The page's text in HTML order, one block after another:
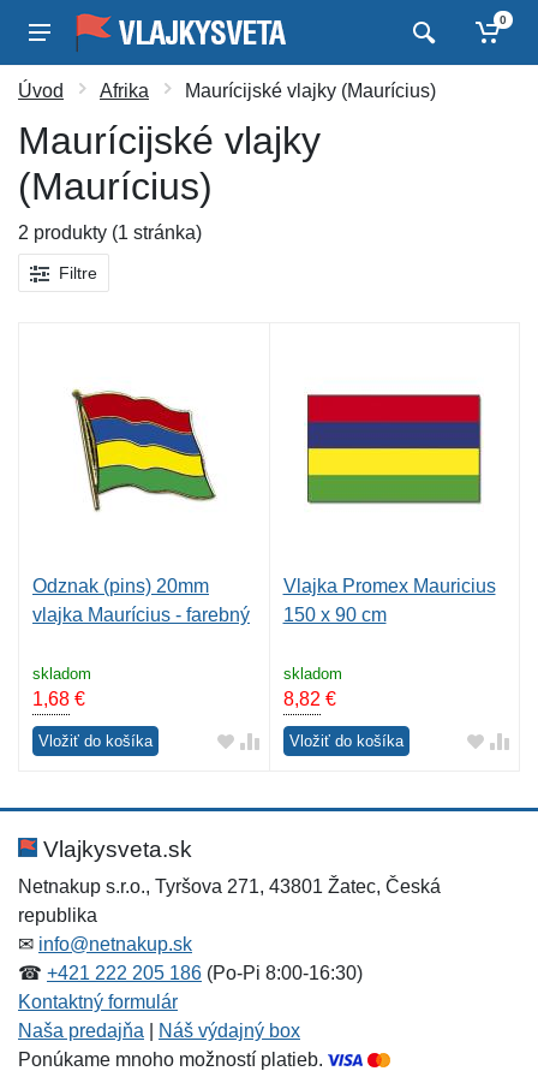
0
Úvod Afrika Maurícijské vlajky (Maurícius)
Maurícijské vlajky
(Maurícius)
2 produkty (1 stránka)
Filtre
Odznak (pins) 20mm
vlajka Maurícius - farebný
skladom
1,68 €
Vložiť do košíka
Vlajka Promex Mauricius
150 x 90 cm
skladom
8,82 €
Vložiť do košíka
Vlajkysveta.sk
Netnakup s.r.o., Tyršova 271, 43801 Žatec, Česká
republika
✉ info@netnakup.sk
☎ +421 222 205 186 (Po-Pi 8:00-16:30)
Kontaktný formulár
Naša predajňa
Náš výdajný box
Ponúkame mnoho možností platieb.